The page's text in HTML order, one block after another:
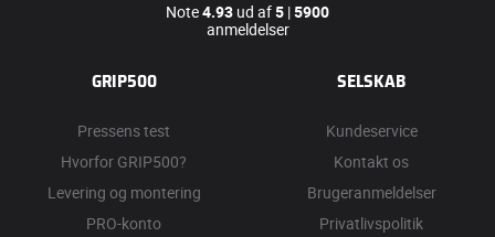
Note4.93 ud af5 |5900
anmeldelser
GRIP500
Pressens test
Hvorfor GRIP500?
Levering og montering
PRO-konto
SELSKAB
Kundeservice
Kontakt os
Brugeranmeldelser
Privatlivspolitik